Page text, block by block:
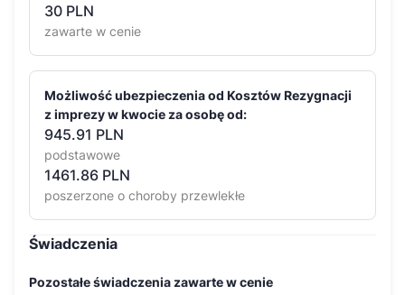
30 PLN
zawarte w cenie
Możliwość ubezpieczenia od Kosztów Rezygnacji
z imprezy w kwocie za osobę od:
945.91 PLN
podstawowe
1461.86 PLN
poszerzone o choroby przewlekłe
Świadczenia
Pozostałe świadczenia zawarte w cenie